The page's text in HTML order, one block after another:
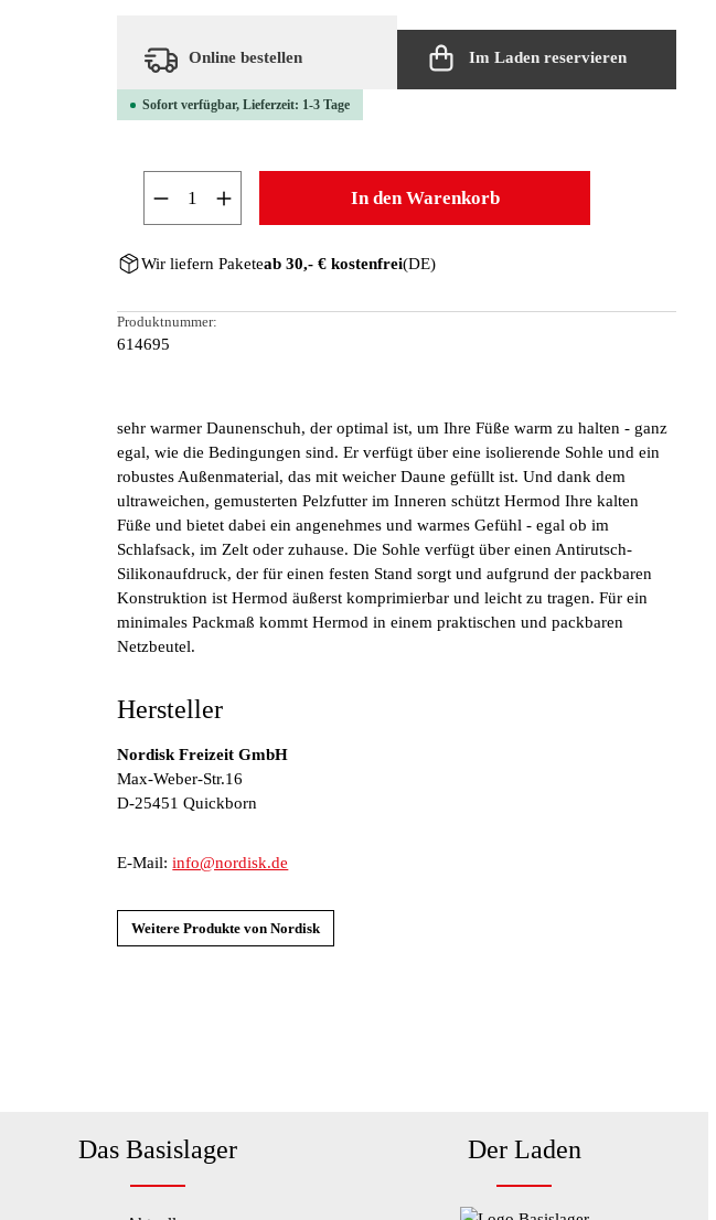
Online bestellen Im Laden reservieren
Sofort verfügbar, Lieferzeit: 1-3 Tage
Produkt Anzahl: Gib den gewünschten Wert ein
In den Warenkorb
Wir liefern Paketeab 30,- € kostenfrei(DE)
Produktnummer:
614695
sehr warmer Daunenschuh, der optimal ist, um Ihre Füße warm zu halten - ganz
egal, wie die Bedingungen sind. Er verfügt über eine isolierende Sohle und ein
robustes Außenmaterial, das mit weicher Daune gefüllt ist. Und dank dem
ultraweichen, gemusterten Pelzfutter im Inneren schützt Hermod Ihre kalten
Füße und bietet dabei ein angenehmes und warmes Gefühl - egal ob im
Schlafsack, im Zelt oder zuhause. Die Sohle verfügt über einen Antirutsch-
Silikonaufdruck, der für einen festen Stand sorgt und aufgrund der packbaren
Konstruktion ist Hermod äußerst komprimierbar und leicht zu tragen. Für ein
minimales Packmaß kommt Hermod in einem praktischen und packbaren
Netzbeutel.
Hersteller
Nordisk Freizeit GmbH
Max-Weber-Str.16
D-25451 Quickborn
E-Mail:info@nordisk.de
Weitere Produkte von Nordisk
Das Basislager Der Laden